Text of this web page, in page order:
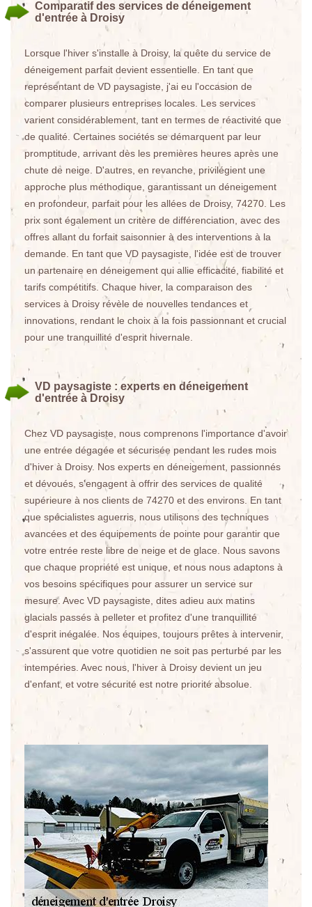
Comparatif des services de déneigement
d'entrée à Droisy
Lorsque l'hiver s'installe à Droisy, la quête du service de
déneigement parfait devient essentielle. En tant que
représentant de VD paysagiste, j'ai eu l'occasion de
comparer plusieurs entreprises locales. Les services
varient considérablement, tant en termes de réactivité que
de qualité. Certaines sociétés se démarquent par leur
promptitude, arrivant dès les premières heures après une
chute de neige. D'autres, en revanche, privilégient une
approche plus méthodique, garantissant un déneigement
en profondeur, parfait pour les allées de Droisy, 74270. Les
prix sont également un critère de différenciation, avec des
offres allant du forfait saisonnier à des interventions à la
demande. En tant que VD paysagiste, l'idée est de trouver
un partenaire en déneigement qui allie efficacité, fiabilité et
tarifs compétitifs. Chaque hiver, la comparaison des
services à Droisy révèle de nouvelles tendances et
innovations, rendant le choix à la fois passionnant et crucial
pour une tranquillité d'esprit hivernale.
VD paysagiste : experts en déneigement
d'entrée à Droisy
Chez VD paysagiste, nous comprenons l'importance d'avoir
une entrée dégagée et sécurisée pendant les rudes mois
d'hiver à Droisy. Nos experts en déneigement, passionnés
et dévoués, s'engagent à offrir des services de qualité
supérieure à nos clients de 74270 et des environs. En tant
que spécialistes aguerris, nous utilisons des techniques
avancées et des équipements de pointe pour garantir que
votre entrée reste libre de neige et de glace. Nous savons
que chaque propriété est unique, et nous nous adaptons à
vos besoins spécifiques pour assurer un service sur
mesure. Avec VD paysagiste, dites adieu aux matins
glacials passés à pelleter et profitez d'une tranquillité
d'esprit inégalée. Nos équipes, toujours prêtes à intervenir,
s'assurent que votre quotidien ne soit pas perturbé par les
intempéries. Avec nous, l'hiver à Droisy devient un jeu
d'enfant, et votre sécurité est notre priorité absolue.